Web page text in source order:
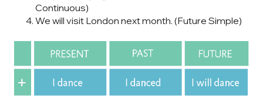
Continuous)
We will visit London next month. (Future Simple)